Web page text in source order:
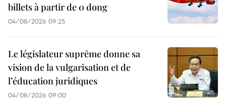
billets à partir de 0 dong
04/08/2026 09:25
Le législateur suprême donne sa
vision de la vulgarisation et de
l’éducation juridiques
04/08/2026 09:00